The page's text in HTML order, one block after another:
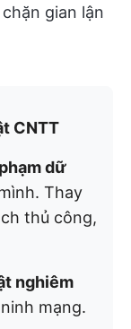
gian lận
CNTT
dữ
Thay
thủ công,
nghiêm
mạng.